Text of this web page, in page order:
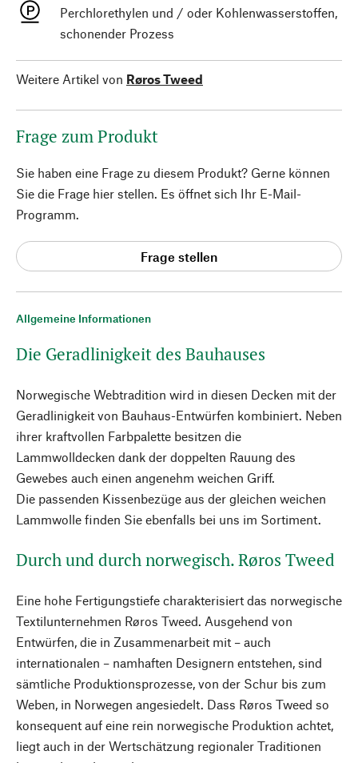
Allgemeine Informationen
Die Geradlinigkeit des Bauhauses
Norwegische Webtradition wird in diesen Decken mit der
Geradlinigkeit von Bauhaus-Entwürfen kombiniert. Neben
ihrer kraftvollen Farbpalette besitzen die
Lammwolldecken dank der doppelten Rauung des
Gewebes auch einen angenehm weichen Griff.
Die passenden Kissenbezüge aus der gleichen weichen
Lammwolle finden Sie ebenfalls bei uns im Sortiment.
Durch und durch norwegisch. Røros Tweed
Eine hohe Fertigungstiefe charakterisiert das norwegische
Textilunternehmen Røros Tweed. Ausgehend von
Entwürfen, die in Zusammenarbeit mit – auch
internationalen – namhaften Designern entstehen, sind
sämtliche Produktionsprozesse, von der Schur bis zum
Weben, in Norwegen angesiedelt. Dass Røros Tweed so
konsequent auf eine rein norwegische Produktion achtet,
liegt auch in der Wertschätzung regionaler Traditionen
Perchlorethylen und / oder Kohlenwasserstoffen,
schonender Prozess
Weitere Artikel von Røros Tweed
Frage zum Produkt
Sie haben eine Frage zu diesem Produkt? Gerne können
Sie die Frage hier stellen. Es öffnet sich Ihr E-Mail-
Programm.
Frage stellen